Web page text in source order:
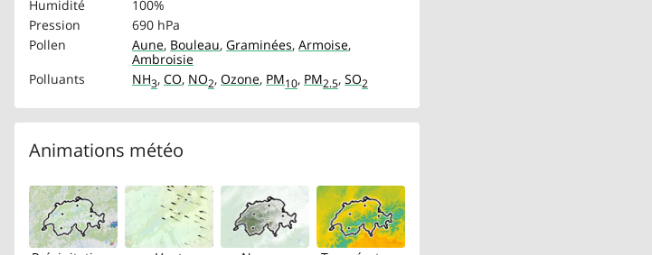
Humidité
100%
Pression
690 hPa
Pollen
Aune, Bouleau, Graminées, Armoise,
Ambroisie
Polluants
NH3, CO, NO2, Ozone, PM10, PM2.5, SO2
Animations météo